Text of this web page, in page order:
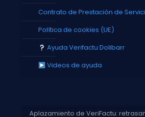
Contrato de Prestación de
Política de cookies (UE)
Ayuda Verifactu Dolibarr
Videos de ayuda
Aplazamiento de VeriFactu: